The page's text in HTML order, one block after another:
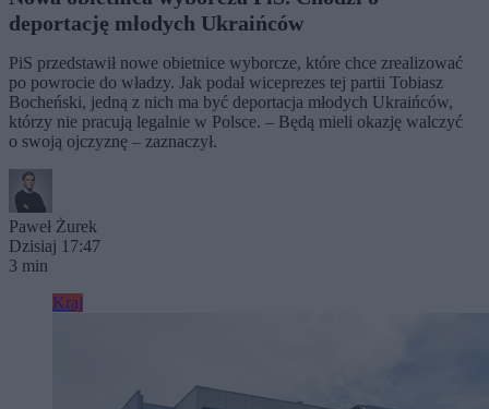
deportację młodych Ukraińców
PiS przedstawił nowe obietnice wyborcze, które chce zrealizować
po powrocie do władzy. Jak podał wiceprezes tej partii Tobiasz
Bocheński, jedną z nich ma być deportacja młodych Ukraińców,
którzy nie pracują legalnie w Polsce. – Będą mieli okazję walczyć
o swoją ojczyznę – zaznaczył.
Paweł Żurek
Dzisiaj 17:47
3 min
Kraj